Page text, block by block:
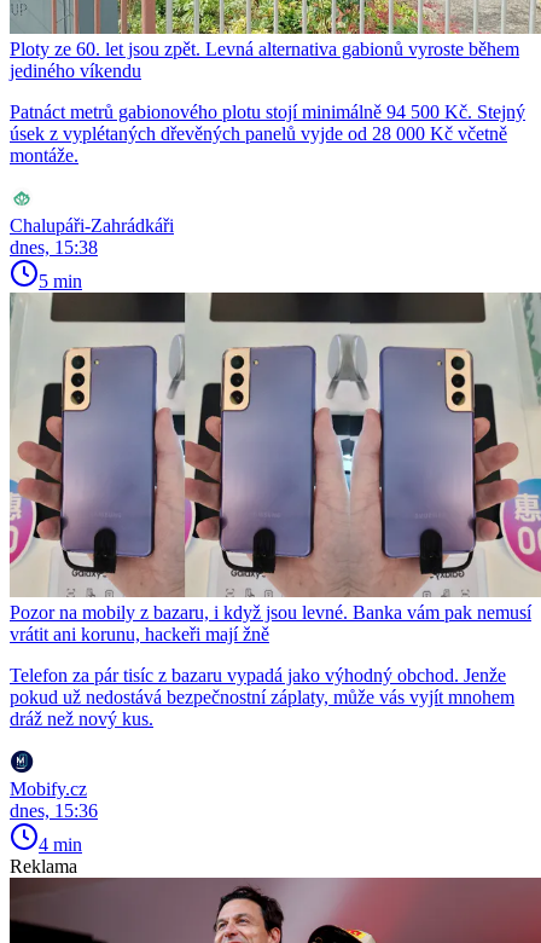
Ploty ze 60. let jsou zpět. Levná alternativa gabionů vyroste během
jediného víkendu
Patnáct metrů gabionového plotu stojí minimálně 94 500 Kč. Stejný
úsek z vyplétaných dřevěných panelů vyjde od 28 000 Kč včetně
montáže.
Chalupáři-Zahrádkáři
dnes, 15:38
5 min
Pozor na mobily z bazaru, i když jsou levné. Banka vám pak nemusí
vrátit ani korunu, hackeři mají žně
Telefon za pár tisíc z bazaru vypadá jako výhodný obchod. Jenže
pokud už nedostává bezpečnostní záplaty, může vás vyjít mnohem
dráž než nový kus.
Mobify.cz
dnes, 15:36
4 min
Reklama